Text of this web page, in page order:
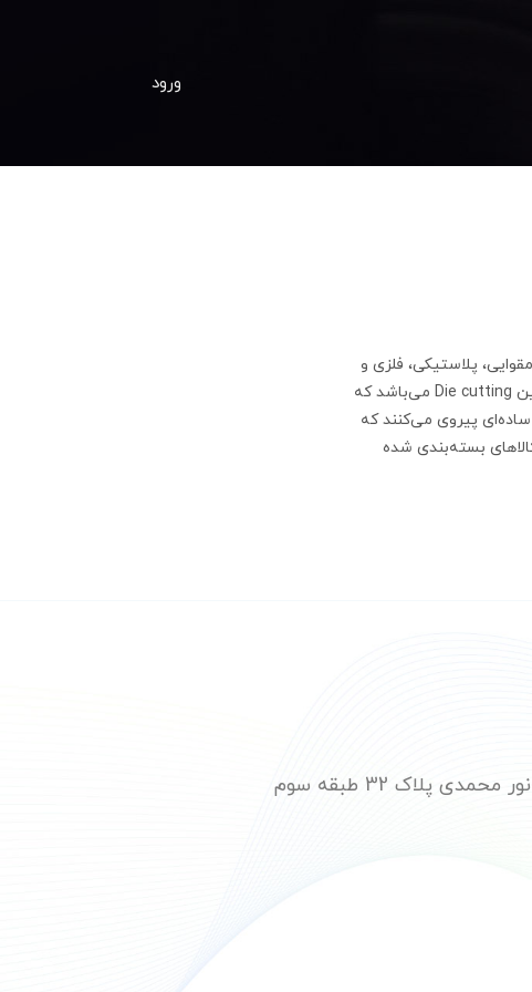
ورود
پلاستیکی، فلزی و
موارد دیگر را به کمک تیغ و با خط تا برش می‌دهند، معنای لغوی دایکات نیز برگرفته از کلمه لاتین Die cutting می‌باشد که
پیروی می‌کنند که
بسته‌بندی شده
پلاک 32 طبقه سوم